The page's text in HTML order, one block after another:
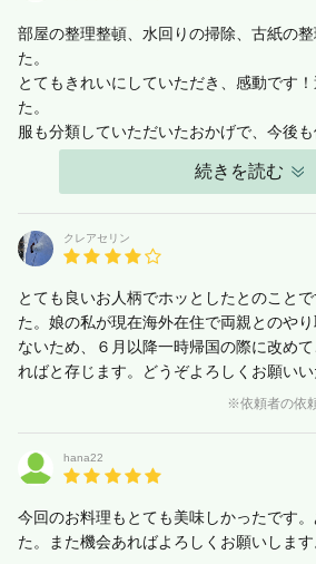
部屋の整理整頓、水回りの掃除、古紙の
た。
とてもきれいにしていただき、感動です
た。
服も分類していただいたおかげで、今後
また散らかってきたら、是非お願いしたい
続きを読む
クレアセリン
とても良いお人柄でホッとしたとのこと
た。娘の私が現在海外在住で両親とのや
ないため、６月以降一時帰国の際に改め
ればと存じます。どうぞよろしくお願いい
※依頼者の依
hana22
今回のお料理もとても美味しかったです
た。また機会あればよろしくお願いします